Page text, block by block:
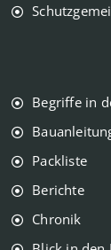
Begriffe in
Packliste
Berichte
Chronik